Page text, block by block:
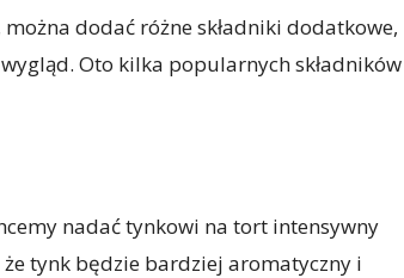
dodać różne składniki dodatkowe,
Oto kilka popularnych składników
nadać tynkowi na tort intensywny
tynk będzie bardziej aromatyczny i